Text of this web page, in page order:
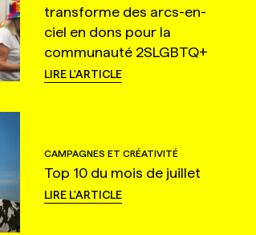
transforme des arcs-en-
ciel en dons pour la
communauté 2SLGBTQ+
LIRE L'ARTICLE
CAMPAGNES ET CRÉATIVITÉ
Top 10 du mois de juillet
LIRE L'ARTICLE